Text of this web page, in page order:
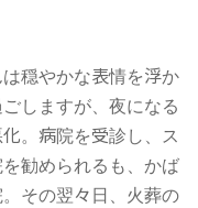
穏やかな表情を浮か
しますが、夜になる
。病院を受診し、ス
勧められるも、かば
その翌々日、火葬の